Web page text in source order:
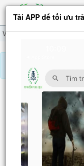
Võ Thánh Chương 129
Tải APP để tối ưu